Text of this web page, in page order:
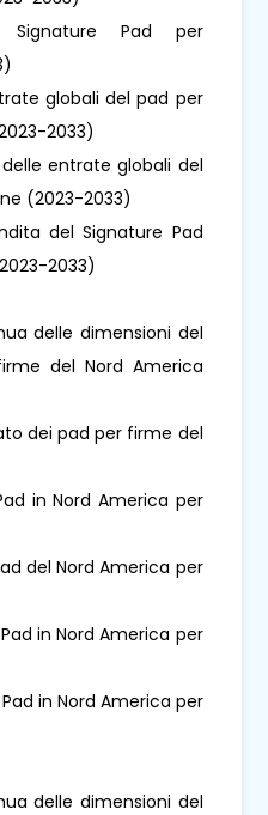
Signature Pad per
globali del pad per
2033)
entrate globali del
(2023-2033)
del Signature Pad
2033)
delle dimensioni del
del Nord America
dei pad per firme del
in Nord America per
del Nord America per
in Nord America per
in Nord America per
delle dimensioni del